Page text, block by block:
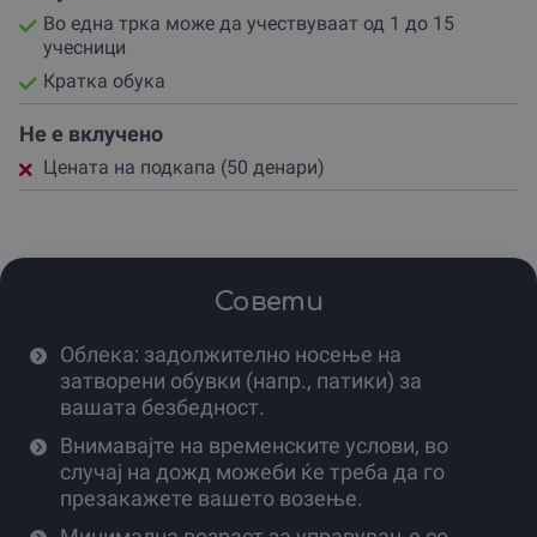
Во една трка може да учествуваат од 1 до 15
учесници
Кратка обука
Не е вклучено
Цената на подкапа (50 денари)
Совети
Облека: задолжително носење на
затворени обувки (напр., патики) за
вашата безбедност.
Внимавајте на временските услови, во
случај на дожд можеби ќе треба да го
презакажете вашето возење.